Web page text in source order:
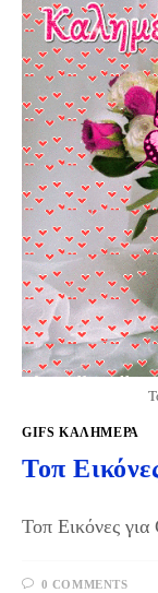
GIFS KΑΛΗΜΈΡΑ
Τοπ
Τοπ Εικόνες
0 COMMENTS